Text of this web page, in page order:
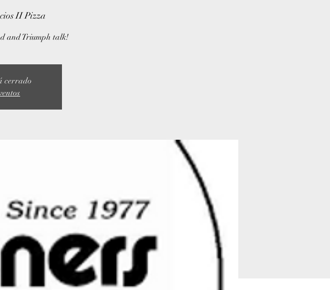
II Pizza
and Triumph talk!
cerrado